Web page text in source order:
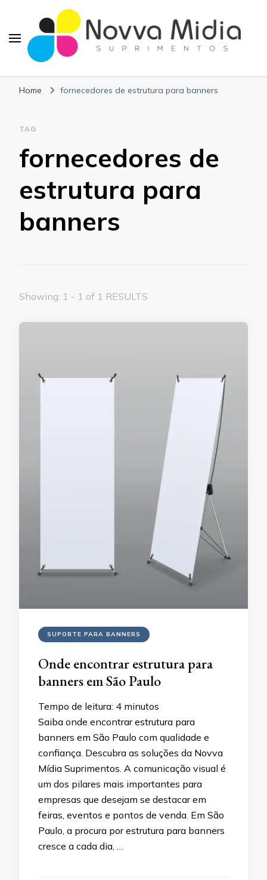
Suprimentos
Home fornecedores de estrutura para banners
TAG
fornecedores de
estrutura para
banners
Showing: 1 - 1 of 1 RESULTS
SUPORTE PARA BANNERS
Onde encontrar estrutura para
banners em São Paulo
Tempo de leitura: 4 minutos
Saiba onde encontrar estrutura para
banners em São Paulo com qualidade e
confiança. Descubra as soluções da Novva
Mídia Suprimentos. A comunicação visual é
um dos pilares mais importantes para
empresas que desejam se destacar em
feiras, eventos e pontos de venda. Em São
Paulo, a procura por estrutura para banners
cresce a cada dia, …